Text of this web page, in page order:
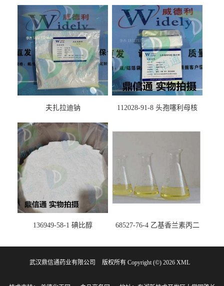
夫扎拉迪钠
112028-91-8 头孢噻利母核
136949-58-1 碘比醇
68527-76-4 乙基香兰素丙二
剂 -香精香料 -鼎信通李杰
武汉鼎信通药业有限公司 版权所有 Copyright (©) 2026 XML